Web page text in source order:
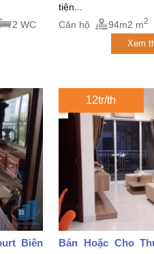
2 WC
tiện...
Căn hộ
94m2 m2
Xem
Biên
12tr/th
Bán Hoặc Cho